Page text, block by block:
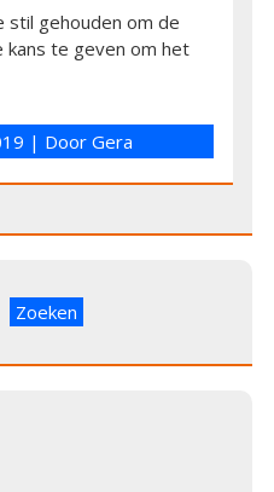
stil gehouden om de
te geven om het
| Door Gera